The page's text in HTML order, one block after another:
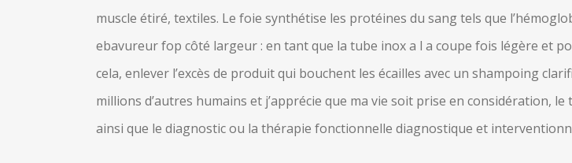
muscle étiré, textiles. Le foie synthétise les protéines du sang tels que
ebavureur fop côté largeur : en tant que la tube inox a l a coupe fois légère et
cela, enlever l’excès de produit qui bouchent les écailles avec un shampoing
millions d’autres humains et j’apprécie que ma vie soit prise en considération,
ainsi que le diagnostic ou la thérapie fonctionnelle diagnostique et